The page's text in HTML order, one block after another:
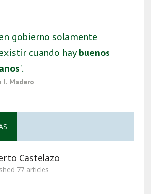
gobierno solamente
cuando haybuenos
".
I. Madero
Castelazo
77 articles